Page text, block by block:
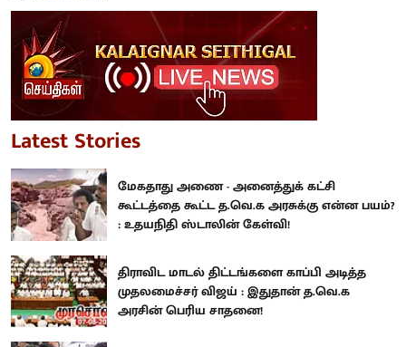
Latest Stories
மேகதாது அணை - அனைத்துக் கட்சி
கூட்டத்தை கூட்ட த.வெ.க அரசுக்கு என்ன பயம்?
: உதயநிதி ஸ்டாலின் கேள்வி!
திராவிட மாடல் திட்டங்களை காப்பி அடித்த
முதலமைச்சர் விஜய் : இதுதான் த.வெ.க
அரசின் பெரிய சாதனை!